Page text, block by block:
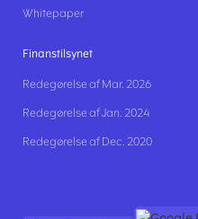
Whitepaper
Finanstilsynet
Redegørelse af Mar. 2026
Redegørelse af Jan. 2024
Redegørelse af Dec. 2020